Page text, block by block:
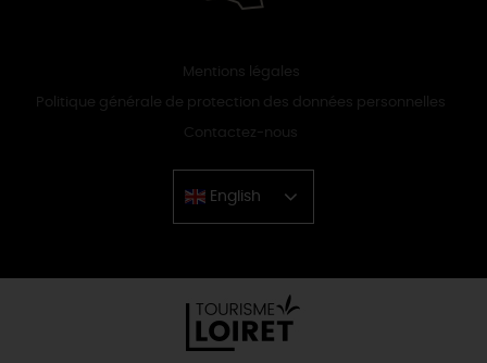
Mentions légales
Politique générale de protection des données personnelles
Contactez-nous
English
Chinese